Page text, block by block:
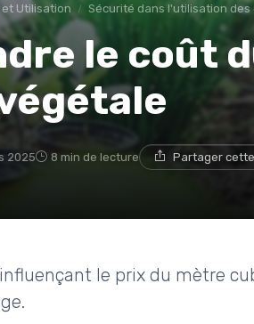
Utilisation Sécurité dans l'utilisation des
le coût
2025 8 min de lecture Partager
le prix du mètre